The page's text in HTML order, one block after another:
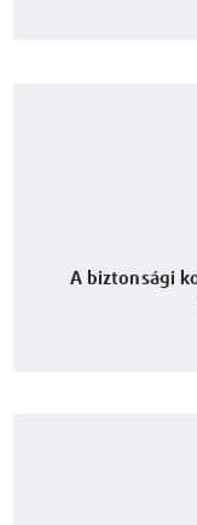
A biztonsági